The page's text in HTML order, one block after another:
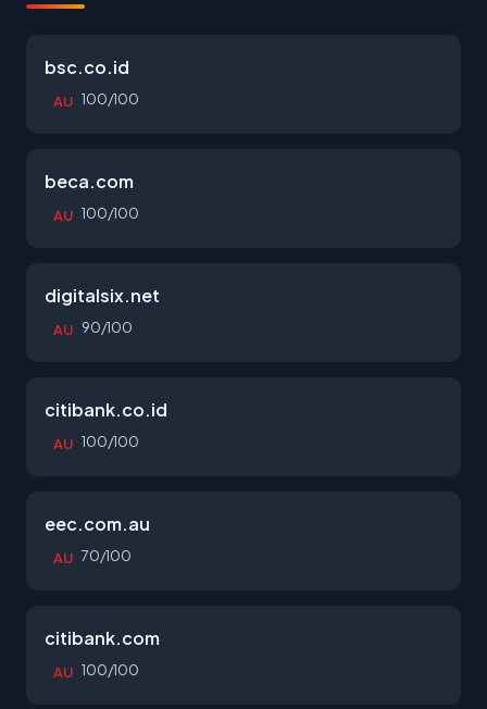
bsc.co.id
AU 100/100
beca.com
AU 100/100
digitalsix.net
AU 90/100
citibank.co.id
AU 100/100
eec.com.au
AU 70/100
citibank.com
AU 100/100